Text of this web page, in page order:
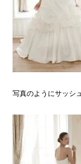
写真のようにサッシ